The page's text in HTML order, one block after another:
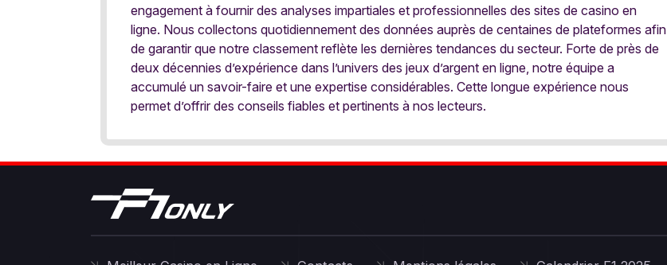
engagement à fournir des analyses impartiales et professionnelles des sites de casino en
ligne. Nous collectons quotidiennement des données auprès de centaines de plateformes afin
de garantir que notre classement reflète les dernières tendances du secteur. Forte de près de
deux décennies d’expérience dans l’univers des jeux d’argent en ligne, notre équipe a
accumulé un savoir-faire et une expertise considérables. Cette longue expérience nous
permet d’offrir des conseils fiables et pertinents à nos lecteurs.